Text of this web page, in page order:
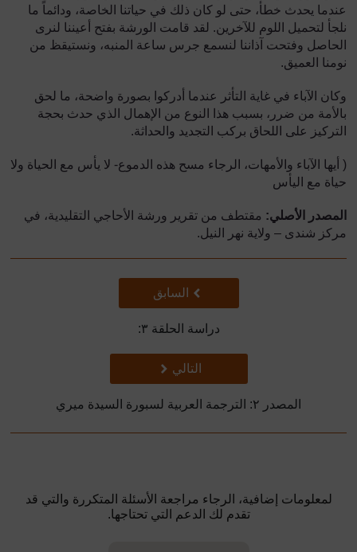
عندما يحدث خطأ، حتى لو كان ذلك في حياتنا الخاصة، ودائماً ما
نلجأ لتحميل اللوم للآخرين. لقد قامت الورشة بفتح أعيننا لنرى
الحاصل وفتحت آذاننا لنسمع جرس ساعة المنبه، ونستيقظ من
نومنا العميق.
وكان الآباء في غاية التأثر عندما أدركوا بصورة واضحة، ما لحق
بالأمة من ضرر، بسبب هذا النوع من الإهمال الذي حدث بحجة
التركيز على اللحاق بركب التجديد والحداثة.
( أيها الآباء والأمهات، الرجاء مسح هذه الدموع- لا يأس مع الحياة ولا
حياة مع اليأس
المصدر الأصلي: مقتطف من تقرير ورشة الأحاجي التقليدية، في
مركز شندى – ولاية نهر النيل.
سابقالسابق
دراسة الحلقة ٣:
تالي
التالي
المصدر ٢: الترجمة العربية لسبورة السيدة ميري
لمعلومات إضافية، الرجاء مراجعة الأسئلة المتكررة والتي قد
تقدم لك الدعم التي تحتاجها.